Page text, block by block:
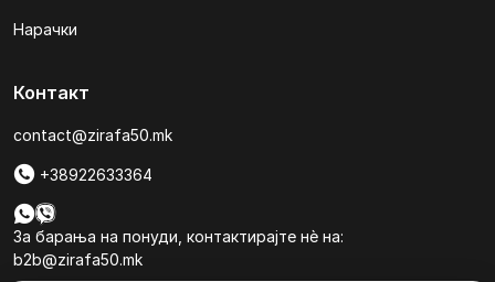
Нарачки
Контакт
contact@zirafa50.mk
+38922633364
За барања на понуди, контактирајте нѐ на:
b2b@zirafa50.mk